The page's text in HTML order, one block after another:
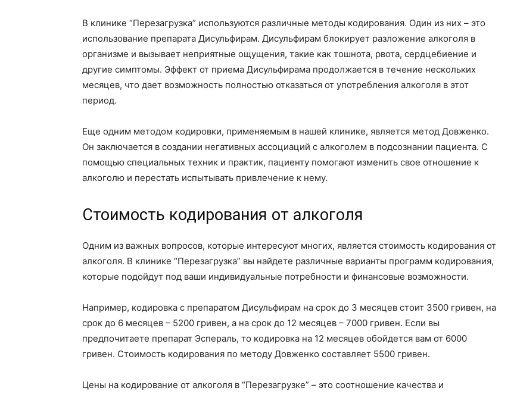
В клинике “Перезагрузка” используются различные методы кодирования. Один из них – это
использование препарата Дисульфирам. Дисульфирам блокирует разложение алкоголя в
организме и вызывает неприятные ощущения, такие как тошнота, рвота, сердцебиение и
другие симптомы. Эффект от приема Дисульфирама продолжается в течение нескольких
месяцев, что дает возможность полностью отказаться от употребления алкоголя в этот
период.
Еще одним методом кодировки, применяемым в нашей клинике, является метод Довженко.
Он заключается в создании негативных ассоциаций с алкоголем в подсознании пациента. С
помощью специальных техник и практик, пациенту помогают изменить свое отношение к
алкоголю и перестать испытывать привлечение к нему.
Стоимость кодирования от алкоголя
Одним из важных вопросов, которые интересуют многих, является стоимость кодирования от
алкоголя. В клинике “Перезагрузка” вы найдете различные варианты программ кодирования,
которые подойдут под ваши индивидуальные потребности и финансовые возможности.
Например, кодировка с препаратом Дисульфирам на срок до 3 месяцев стоит 3500 гривен, на
срок до 6 месяцев – 5200 гривен, а на срок до 12 месяцев – 7000 гривен. Если вы
предпочитаете препарат Эспераль, то кодировка на 12 месяцев обойдется вам от 6000
гривен. Стоимость кодирования по методу Довженко составляет 5500 гривен.
Цены на кодирование от алкоголя в “Перезагрузке” – это соотношение качества и